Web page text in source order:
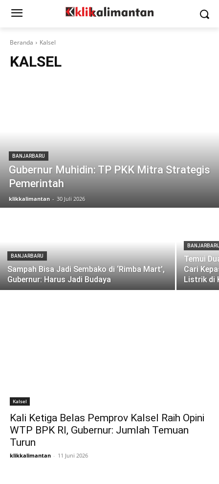
Beranda Kalsel
KALSEL
BANJARBARU
Gubernur Muhidin: TP PKK Mitra Strategis
Pemerintah
klikkalimantan - 30 Juli 2026
BANJARBARU
Sampah Bisa Jadi Sembako di ‘Rimba Mart’,
Gubernur: Harus Jadi Budaya
Temui
Cari
Listrik di
Kalsel
Kali Ketiga Belas Pemprov Kalsel Raih Opini
WTP BPK RI, Gubernur: Jumlah Temuan
Turun
klikkalimantan - 11 Juni 2026